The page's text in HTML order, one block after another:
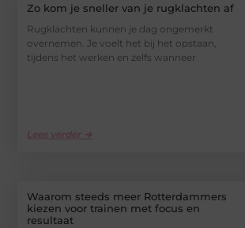
Zo kom je sneller van je rugklachten af
Rugklachten kunnen je dag ongemerkt
overnemen. Je voelt het bij het opstaan,
tijdens het werken en zelfs wanneer
Lees verder ➜
Waarom steeds meer Rotterdammers
kiezen voor trainen met focus en
resultaat